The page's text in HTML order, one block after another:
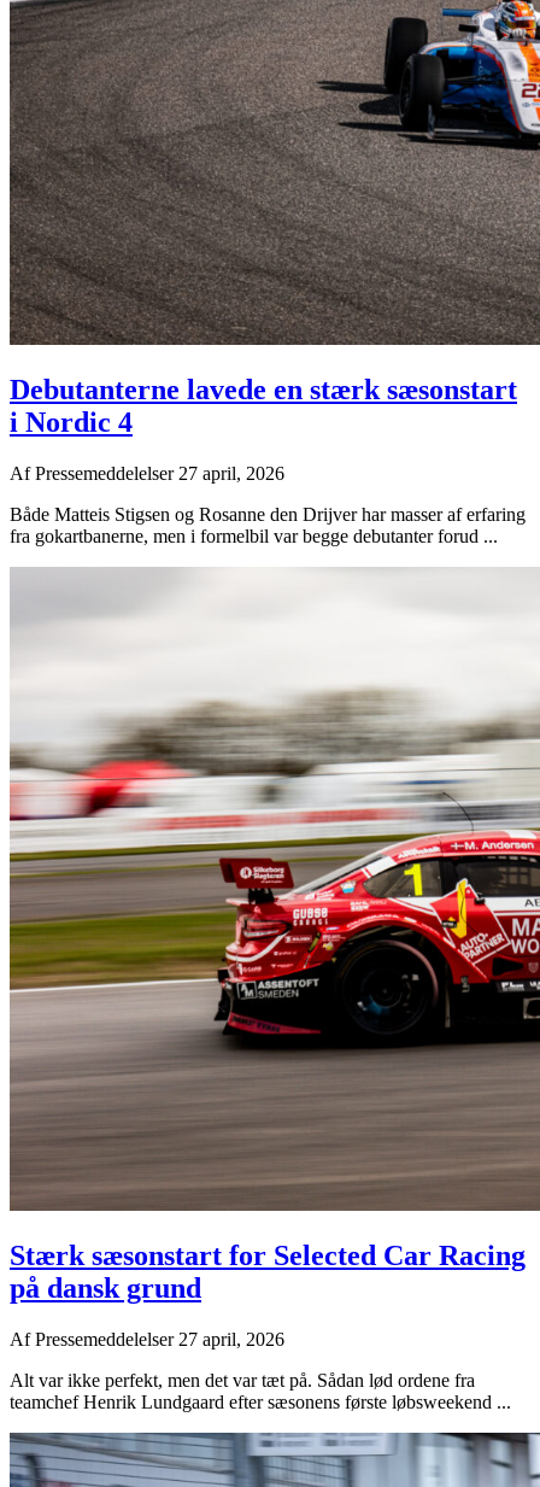
Debutanterne lavede en stærk sæsonstart
i Nordic 4
AfPressemeddelelser 27 april, 2026
Både Matteis Stigsen og Rosanne den Drijver har masser af erfaring
fra gokartbanerne, men i formelbil var begge debutanter forud ...
Stærk sæsonstart for Selected Car Racing
på dansk grund
AfPressemeddelelser 27 april, 2026
Alt var ikke perfekt, men det var tæt på. Sådan lød ordene fra
teamchef Henrik Lundgaard efter sæsonens første løbsweekend ...